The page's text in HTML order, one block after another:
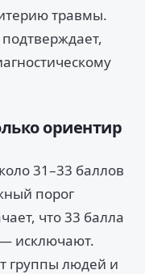
травмы.
ориентир
31–33 баллов
порог
что 33 балла
исключают.
группы людей и